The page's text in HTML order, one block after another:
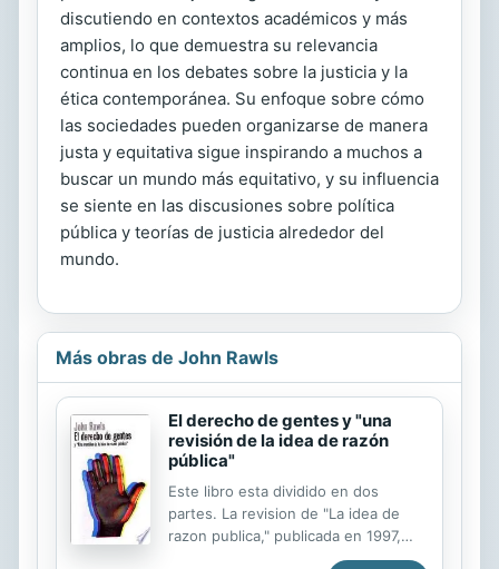
discutiendo en contextos académicos y más
amplios, lo que demuestra su relevancia
continua en los debates sobre la justicia y la
ética contemporánea. Su enfoque sobre cómo
las sociedades pueden organizarse de manera
justa y equitativa sigue inspirando a muchos a
buscar un mundo más equitativo, y su influencia
se siente en las discusiones sobre política
pública y teorías de justicia alrededor del
mundo.
Más obras de John Rawls
El derecho de gentes y "una
revisión de la idea de razón
pública"
Este libro esta dividido en dos
partes. La revision de "La idea de
razon publica," publicada en 1997,
supone una minuciosa reelaboracion